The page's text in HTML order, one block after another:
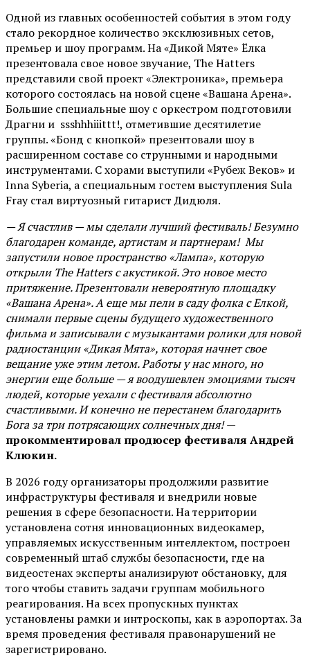
Одной из главных особенностей события в этом году
стало рекордное количество эксклюзивных сетов,
премьер и шоу программ. На «Дикой Мяте» Ёлка
презентовала свое новое звучание, The Hatters
представили свой проект «Электроника», премьера
которого состоялась на новой сцене «Вашана Арена».
Большие специальные шоу с оркестром подготовили
Драгни и ssshhhiiittt!, отметившие десятилетие
группы. «Бонд с кнопкой» презентовали шоу в
расширенном составе со струнными и народными
инструментами. С хорами выступили «Рубеж Веков» и
Inna Syberia, а специальным гостем выступления Sula
Fray стал виртуозный гитарист Дидюля.
— Я счастлив — мы сделали лучший фестиваль! Безумно
благодарен команде, артистам и партнерам! Мы
запустили новое пространство «Лампа», которую
открыли The Hatters с акустикой. Это новое место
притяжение. Презентовали невероятную площадку
«Вашана Арена». А еще мы пели в саду фолка с Елкой,
снимали первые сцены будущего художественного
фильма и записывали с музыкантами ролики для новой
радиостанции «Дикая Мята», которая начнет свое
вещание уже этим летом. Работы у нас много, но
энергии еще больше — я воодушевлен эмоциями тысяч
людей, которые уехали с фестиваля абсолютно
счастливыми. И конечно не перестанем благодарить
Бога за три потрясающих солнечных дня!—
прокомментировал продюсер фестиваля Андрей
Клюкин.
В 2026 году организаторы продолжили развитие
инфраструктуры фестиваля и внедрили новые
решения в сфере безопасности. На территории
установлена сотня инновационных видеокамер,
управляемых искусственным интеллектом, построен
современный штаб службы безопасности, где на
видеостенах эксперты анализируют обстановку, для
того чтобы ставить задачи группам мобильного
реагирования. На всех пропускных пунктах
установлены рамки и интроскопы, как в аэропортах. За
время проведения фестиваля правонарушений не
зарегистрировано.